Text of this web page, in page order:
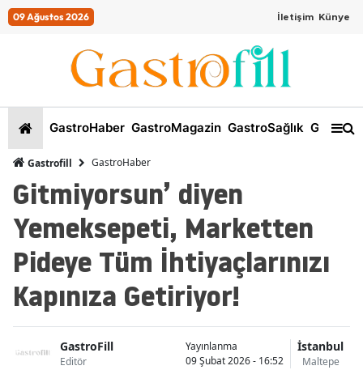
09 Ağustos 2026 İletişim Künye
GastroHaber GastroMagazin GastroSağlık
Gastrofill GastroHaber
Gitmiyorsun’ diyen
Yemeksepeti, Marketten
Pideye Tüm İhtiyaçlarınızı
Kapınıza Getiriyor!
GastroFill
Editör
Yayınlanma
09 Şubat 2026 - 16:52
İstanbul
Maltepe